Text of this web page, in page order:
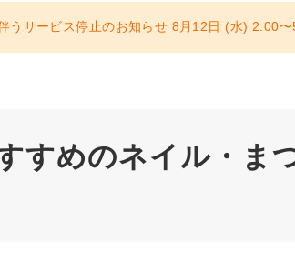
うサービス停止のお知らせ 8月12日 (水) 2:00
すめのネイル・ま